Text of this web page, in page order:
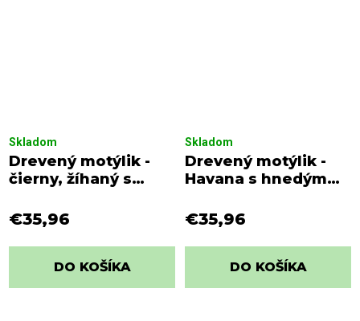
Drevený motýlik -
čierny, žíhaný s
bielymi bodkami
Skladom
€35,96
DO KOŠÍKA
Drevený motýlik -
Havana s hnedým
bodkami
Skladom
€35,96
DO KOŠÍKA